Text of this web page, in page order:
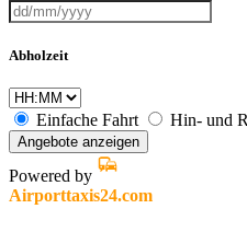
Abholzeit
Einfache Fahrt Hin- und
Angebote anzeigen
Powered by
Airporttaxis24.com